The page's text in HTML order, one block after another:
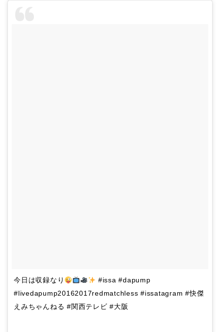
今日は収録なり
#issa #dapump
#livedapump20162017redmatchless #issatagram #快傑
えみちゃんねる #関西テレビ #大阪